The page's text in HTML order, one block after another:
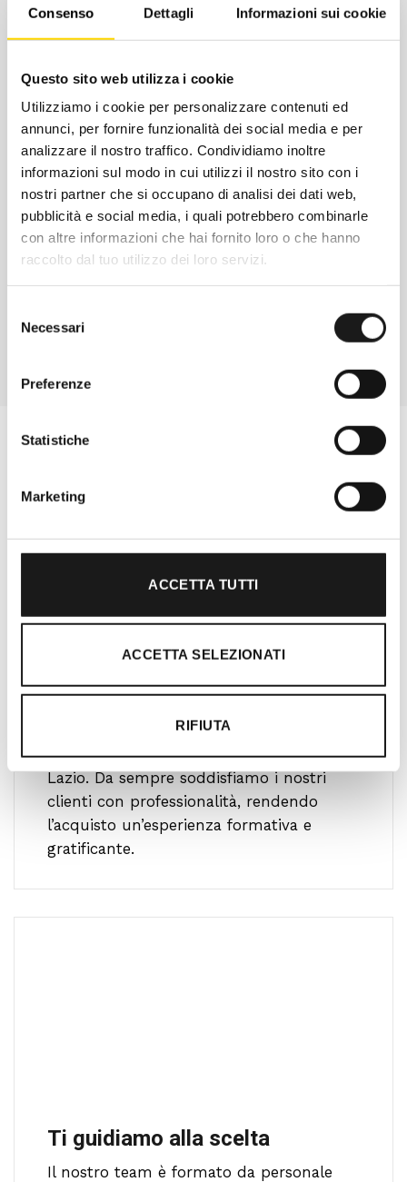
Consenso Dettagli Informazioni sui cookie
Questo sito web utilizza i cookie
Utilizziamo i cookie per personalizzare contenuti ed
annunci, per fornire funzionalità dei social media e per
analizzare il nostro traffico. Condividiamo inoltre
informazioni sul modo in cui utilizzi il nostro sito con i
nostri partner che si occupano di analisi dei dati web,
pubblicità e social media, i quali potrebbero combinarle
con altre informazioni che hai fornito loro o che hanno
raccolto dal tuo utilizzo dei loro servizi.
delNecessari
Preferenze
Statistiche
Marketing
ACCETTA TUTTI
ACCETTA SELEZIONATI
RIFIUTA
Chiedi ad un esperto
Davide di RRTrek
Roma, RRTrek è il punto di riferimento
per amanti dell’outdoor a Roma e nel
Lazio. Da sempre soddisfiamo i nostri
clienti con professionalità, rendendo
l’acquisto un’esperienza formativa e
gratificante.
Ti guidiamo alla scelta
Il nostro team è formato da personale